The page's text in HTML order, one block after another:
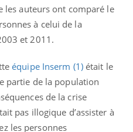
les auteurs ont comparé le
à celui de la
et 2011.
équipe Inserm (1)était le
partie de la population
de la crise
pas illogique d’assister à
les personnes